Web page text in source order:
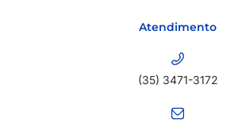
Atendimento
(35) 3471-3172